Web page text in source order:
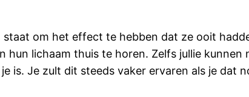
staat om het effect te hebben dat ze ooit
hun lichaam thuis te horen. Zelfs jullie kunnen
is. Je zult dit steeds vaker ervaren als je dat